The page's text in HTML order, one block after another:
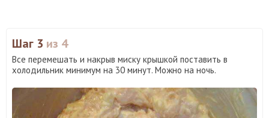
Шаг 3 из 4
Все перемешать и накрыв миску крышкой поставить в
холодильник минимум на 30 минут. Можно на ночь.